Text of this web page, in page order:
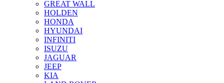
GREAT WALL
HOLDEN
HONDA
HYUNDAI
INFINITI
ISUZU
JAGUAR
JEEP
KIA